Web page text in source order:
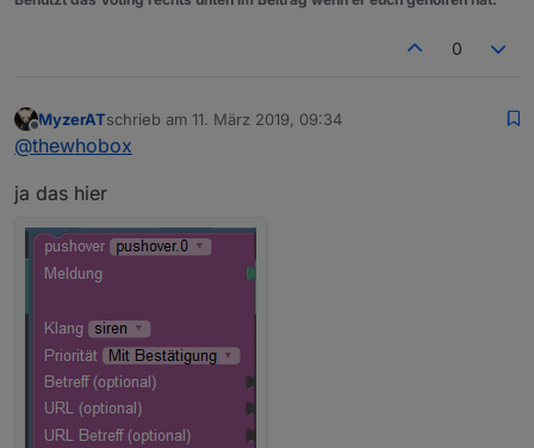
0
Offline
MyzerATschrieb am 11. März 2019, 09:34
zuletzt editiert von
@thewhobox
ja das hier